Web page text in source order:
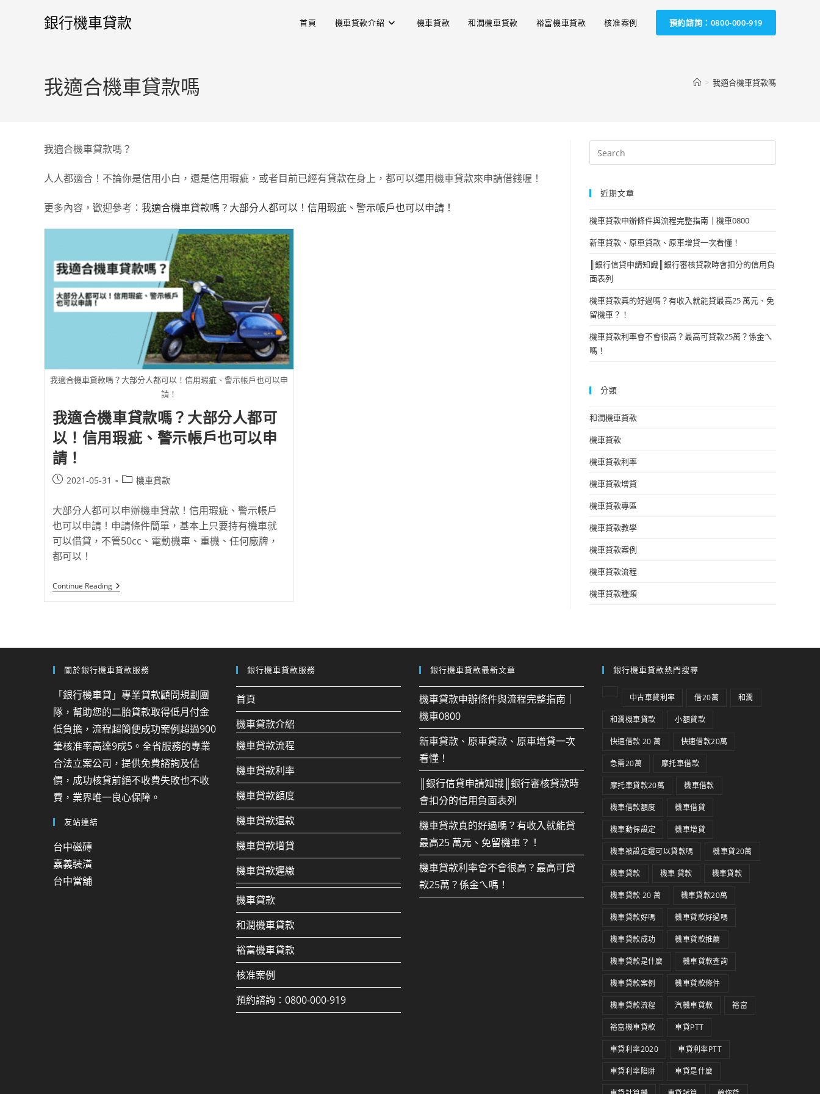
銀行機車貸款 首頁 機車貸款介紹 機車貸款 和潤機車貸款 裕富機車貸款 核准案例 預約諮詢：0800-000-919
我適合機車貸款嗎 > 我適合機車貸款嗎
我適合機車貸款嗎？
人人都適合！不論你是信用小白，還是信用瑕疵，或者目前已經有貸款在身上，都可以運用機車貸款來申請借錢喔！
更多內容，歡迎參考： 我適合機車貸款嗎？大部分人都可以！信用瑕疵、警示帳戶也可以申請！
我適合機車貸款嗎？大部分人都可以！信用瑕疵、警示帳戶也可以申
請！
我適合機車貸款嗎？大部分人都可
以！信用瑕疵、警示帳戶也可以申
請！
2021-05-31 機車貸款
大部分人都可以申辦機車貸款！信用瑕疵、警示帳戶
也可以申請！申請條件簡單，基本上只要持有機車就
可以借貸，不管50cc、電動機車、重機、任何廠牌，
都可以！
Continue Reading
近期文章
機車貸款申辦條件與流程完整指南｜機車0800
新車貸款、原車貸款、原車增貸一次看懂！
║銀行信貸申請知識║銀行審核貸款時會扣分的信用負
面表列
機車貸款真的好過嗎？有收入就能貸最高25 萬元、免
留機車？！
機車貸款利率會不會很高？最高可貸款25萬？係金ㄟ
嗎！
分類
和潤機車貸款
機車貸款
機車貸款利率
機車貸款增貸
機車貸款專區
機車貸款教學
機車貸款案例
機車貸款流程
機車貸款種類
關於銀行機車貸款服務
「銀行機車貸」專業貸款顧問規劃團
隊，幫助您的二胎貸款取得低月付金
低負擔，流程超簡便成功案例超過900
筆核准率高達9成5。全省服務的專業
合法立案公司，提供免費諮詢及估
價，成功核貸前絕不收費失敗也不收
費，業界唯一良心保障。
友站連結
台中磁磚
嘉義裝潢
台中當舖
銀行機車貸款服務
首頁
機車貸款介紹
機車貸款流程
機車貸款利率
機車貸款額度
機車貸款還款
機車貸款增貸
機車貸款遲繳
機車貸款
和潤機車貸款
裕富機車貸款
核准案例
預約諮詢：0800-000-919
銀行機車貸款最新文章
機車貸款申辦條件與流程完整指南｜
機車0800
新車貸款、原車貸款、原車增貸一次
看懂！
║銀行信貸申請知識║銀行審核貸款時
會扣分的信用負面表列
機車貸款真的好過嗎？有收入就能貸
最高25 萬元、免留機車？！
機車貸款利率會不會很高？最高可貸
款25萬？係金ㄟ嗎！
銀行機車貸款熱門搜尋
中古車貸利率 借20萬 和潤
和潤機車貸款 小額貸款
快速借款 20 萬 快速借款20萬
急需20萬 摩托車借款
摩托車貸款20萬 機車借款
機車借款額度 機車借貸
機車動保設定 機車增貸
機車被設定還可以貸款嗎 機車貸20萬
機車貸款 機車 貸款 機車貸款
機車貸款 20 萬 機車貸款20萬
機車貸款好嗎 機車貸款好過嗎
機車貸款成功 機車貸款推薦
機車貸款是什麼 機車貸款查詢
機車貸款案例 機車貸款條件
機車貸款流程 汽機車貸款 裕富
裕富機車貸款 車貸PTT
車貸利率2020 車貸利率PTT
車貸利率陷阱 車貸是什麼